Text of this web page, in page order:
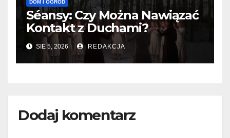
DOM I OGRÓD
Séansy: Czy Można Nawiązać
Kontakt z Duchami?
SIE 5, 2026 REDAKCJA
Dodaj komentarz